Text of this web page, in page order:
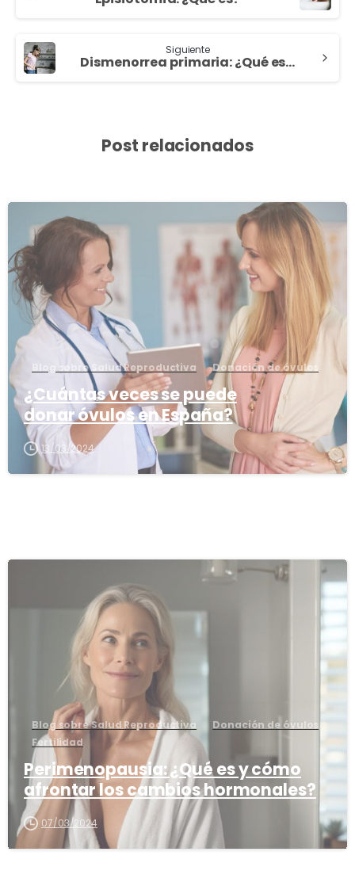
Siguiente
Dismenorrea primaria: ¿Qué es? ¿Quién dijo que la regla debe doler?
Post relacionados
Blog sobre Salud Reproductiva Donación de óvulos
¿Cuántas veces se puede
donar óvulos en España?
13/03/2024
0
Blog sobre Salud Reproductiva
Donación de óvulos
Fertilidad
Perimenopausia: ¿Qué es y cómo
afrontar los cambios hormonales?
07/03/2024